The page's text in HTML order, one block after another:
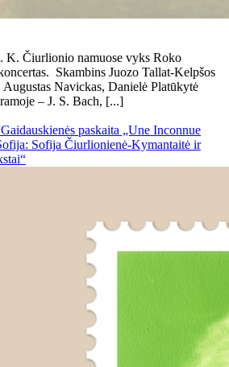
K. Čiurlionio namuose vyks Roko
Skambins Juozo Tallat-Kelpšos
Navickas, Danielė Platūkytė
– J. S. Bach, [...]
paskaita „Une Inconnue
Sofija Čiurlionienė-Kymantaitė ir